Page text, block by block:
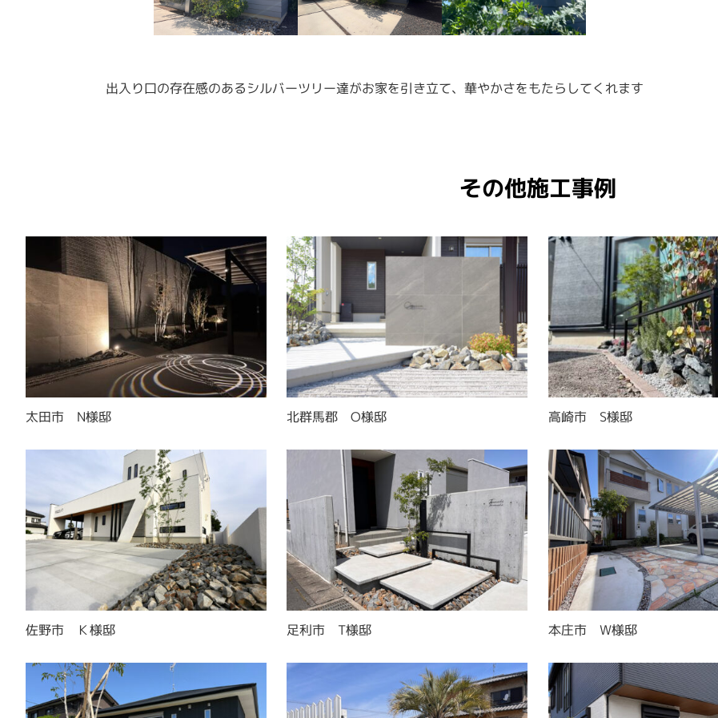
出入り口の存在感のあるシルバーツリー達がお家を引き立て、華やかさをもたらしてくれます
その他施工事例
太田市 N様邸 北群馬郡 O様邸 高崎市 S様邸
佐野市 Ｋ様邸 足利市 T様邸 本庄市 W様邸